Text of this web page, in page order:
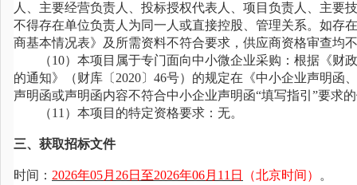
人、主要经营负责人、投标授权代表人、项目负责人、主要
不得存在单位负责人为同一人或直接控股、管理关系。如存
商基本情况表》及所需资料不符合要求，供应商资格审查均
（10）本项目属于专门面向中小微企业采购： 根据《财
的通知》（财库〔2020〕46号）的规定在《中小企业声明
声明函或声明函内容不符合中小企业声明函“填写指引”要求
（11 ）本项目的特定资格要求：无。
三、获取招标文件
时间： 2026年05月 26日至2026年06月 11 日 （北京时间）
。